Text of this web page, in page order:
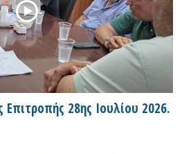
Επιτροπής 28ης Ιουλίου 2026.